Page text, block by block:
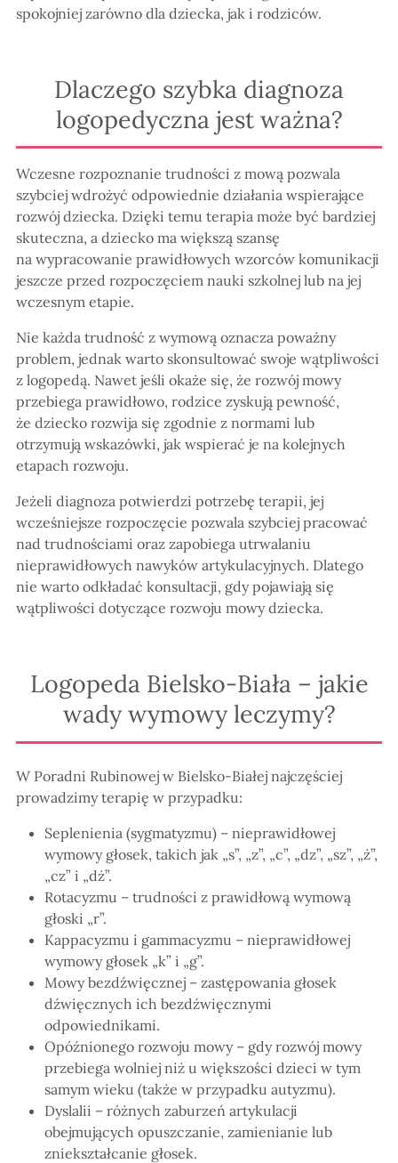
spokojniej zarówno dla dziecka, jak i rodziców.
Dlaczego szybka diagnoza
logopedyczna jest ważna?
Wczesne rozpoznanie trudności z mową pozwala
szybciej wdrożyć odpowiednie działania wspierające
rozwój dziecka. Dzięki temu terapia może być bardziej
skuteczna, a dziecko ma większą szansę
na wypracowanie prawidłowych wzorców komunikacji
jeszcze przed rozpoczęciem nauki szkolnej lub na jej
wczesnym etapie.
Nie każda trudność z wymową oznacza poważny
problem, jednak warto skonsultować swoje wątpliwości
z logopedą. Nawet jeśli okaże się, że rozwój mowy
przebiega prawidłowo, rodzice zyskują pewność,
że dziecko rozwija się zgodnie z normami lub
otrzymują wskazówki, jak wspierać je na kolejnych
etapach rozwoju.
Jeżeli diagnoza potwierdzi potrzebę terapii, jej
wcześniejsze rozpoczęcie pozwala szybciej pracować
nad trudnościami oraz zapobiega utrwalaniu
nieprawidłowych nawyków artykulacyjnych. Dlatego
nie warto odkładać konsultacji, gdy pojawiają się
wątpliwości dotyczące rozwoju mowy dziecka.
Logopeda Bielsko-Biała – jakie
wady wymowy leczymy?
W Poradni Rubinowej w Bielsko-Białej najczęściej
prowadzimy terapię w przypadku:
Seplenienia (sygmatyzmu) – nieprawidłowej
wymowy głosek, takich jak „s”, „z”, „c”, „dz”, „sz”, „ż”,
„cz” i „dż”.
Rotacyzmu – trudności z prawidłową wymową
głoski „r”.
Kappacyzmu i gammacyzmu – nieprawidłowej
wymowy głosek „k” i „g”.
Mowy bezdźwięcznej – zastępowania głosek
dźwięcznych ich bezdźwięcznymi
odpowiednikami.
Opóźnionego rozwoju mowy – gdy rozwój mowy
przebiega wolniej niż u większości dzieci w tym
samym wieku (także w przypadku autyzmu).
Dyslalii – różnych zaburzeń artykulacji
obejmujących opuszczanie, zamienianie lub
zniekształcanie głosek.